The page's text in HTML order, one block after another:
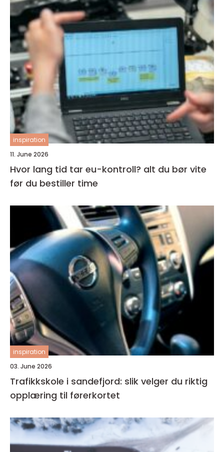
inspiration
11. June 2026
Hvor lang tid tar eu-kontroll? alt du bør vite
før du bestiller time
inspiration
03. June 2026
Trafikkskole i sandefjord: slik velger du riktig
opplæring til førerkortet